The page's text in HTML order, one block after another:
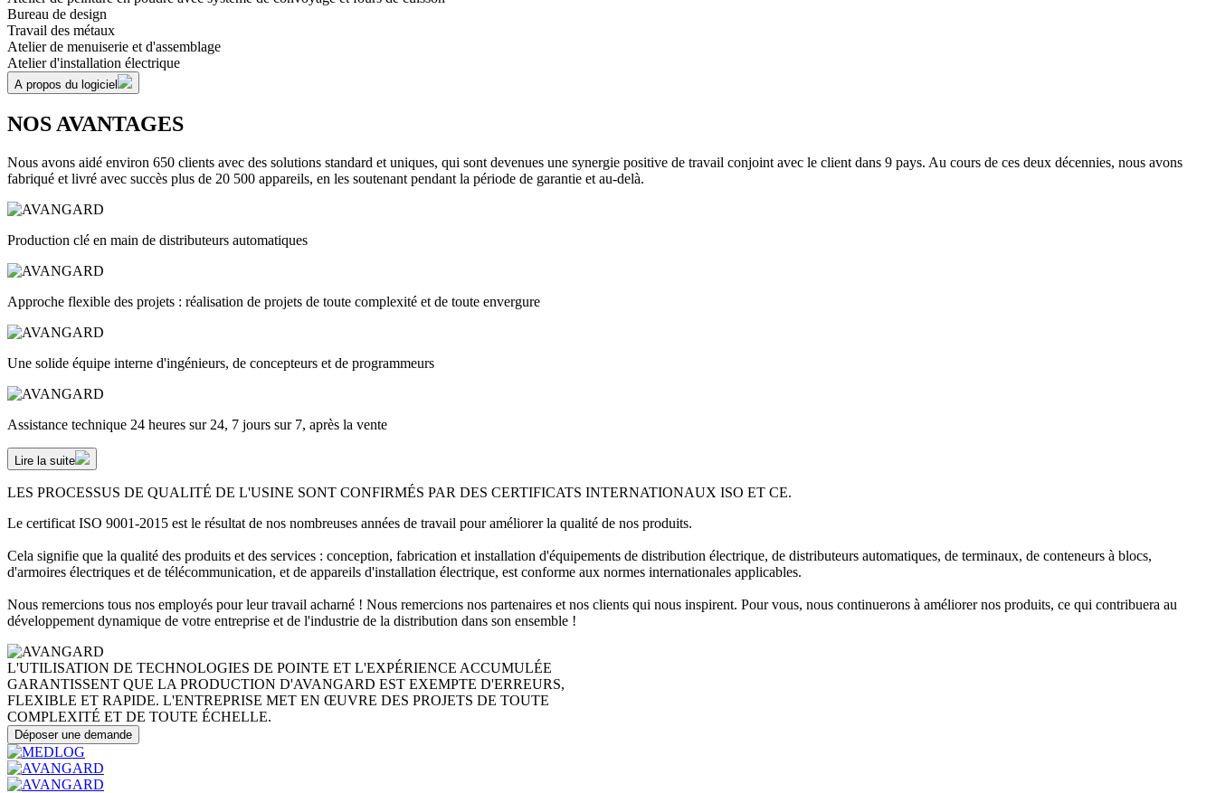
Bureau de design
Travail des métaux
Atelier de menuiserie et d'assemblage
Atelier d'installation électrique
A propos du logiciel
NOS AVANTAGES
Nous avons aidé environ 650 clients avec des solutions standard et uniques, qui sont devenues une synergie positive de travail conjoint avec le client dans 9 pays. Au cours de ces deux décennies, nous avons
fabriqué et livré avec succès plus de 20 500 appareils, en les soutenant pendant la période de garantie et au-delà.
Production clé en main de distributeurs automatiques
Approche flexible des projets : réalisation de projets de toute complexité et de toute envergure
Une solide équipe interne d'ingénieurs, de concepteurs et de programmeurs
Assistance technique 24 heures sur 24, 7 jours sur 7, après la vente
Lire la suite
LES PROCESSUS DE QUALITÉ DE L'USINE SONT CONFIRMÉS PAR DES CERTIFICATS INTERNATIONAUX ISO ET CE.
Le certificat ISO 9001-2015 est le résultat de nos nombreuses années de travail pour améliorer la qualité de nos produits.
Cela signifie que la qualité des produits et des services : conception, fabrication et installation d'équipements de distribution électrique, de distributeurs automatiques, de terminaux, de conteneurs à blocs,
d'armoires électriques et de télécommunication, et de appareils d'installation électrique, est conforme aux normes internationales applicables.
Nous remercions tous nos employés pour leur travail acharné ! Nous remercions nos partenaires et nos clients qui nous inspirent. Pour vous, nous continuerons à améliorer nos produits, ce qui contribuera au
développement dynamique de votre entreprise et de l'industrie de la distribution dans son ensemble !
L'UTILISATION DE TECHNOLOGIES DE POINTE ET L'EXPÉRIENCE ACCUMULÉE
GARANTISSENT QUE LA PRODUCTION D'AVANGARD EST EXEMPTE D'ERREURS,
FLEXIBLE ET RAPIDE. L'ENTREPRISE MET EN ŒUVRE DES PROJETS DE TOUTE
COMPLEXITÉ ET DE TOUTE ÉCHELLE.
Déposer une demande